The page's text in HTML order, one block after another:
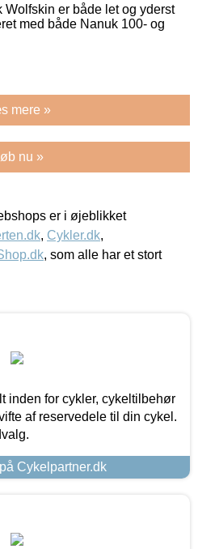
er både let og yderst
med både Nanuk 100- og
mere »
nu »
er i øjeblikket
, Cykler.dk,
, som alle har et stort
inden for cykler, cykeltilbehør
af reservedele til din cykel.
Cykelpartner.dk